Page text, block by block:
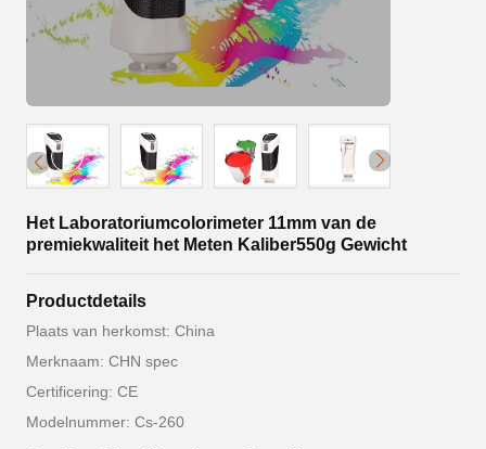
Het Laboratoriumcolorimeter 11mm van de
premiekwaliteit het Meten Kaliber550g Gewicht
Productdetails
Plaats van herkomst: China
Merknaam: CHN spec
Certificering: CE
Modelnummer: Cs-260